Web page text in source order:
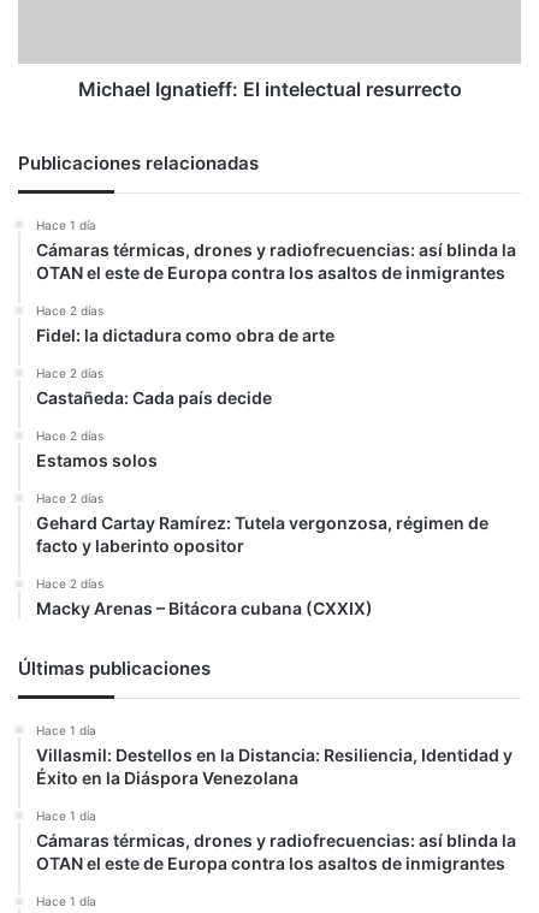
Michael Ignatieff: El intelectual resurrecto
Publicaciones relacionadas
Hace 1 día
Cámaras térmicas, drones y radiofrecuencias: así blinda la
OTAN el este de Europa contra los asaltos de inmigrantes
Hace 2 días
Fidel: la dictadura como obra de arte
Hace 2 días
Castañeda: Cada país decide
Hace 2 días
Estamos solos
Hace 2 días
Gehard Cartay Ramírez: Tutela vergonzosa, régimen de
facto y laberinto opositor
Hace 2 días
Macky Arenas – Bitácora cubana (CXXIX)
Últimas publicaciones
Hace 1 día
Villasmil: Destellos en la Distancia: Resiliencia, Identidad y
Éxito en la Diáspora Venezolana
Hace 1 día
Cámaras térmicas, drones y radiofrecuencias: así blinda la
OTAN el este de Europa contra los asaltos de inmigrantes
Hace 1 día